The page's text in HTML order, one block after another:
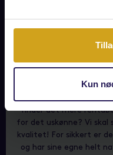
Kun
Stadsarkitekten kan i
projekterer, godkender,
boliger. Hvordan kan
finder det mere
for det uskønne? Vi
kvalitet! For sikkert er
og har sine egne helt